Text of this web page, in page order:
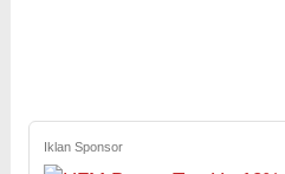
Iklan Sponsor